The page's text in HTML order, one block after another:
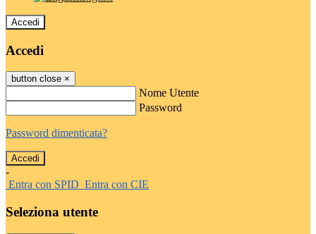
Accedi
Accedi
button close ×
Nome Utente
Password
Password dimenticata?
-
Entra con SPID Entra con CIE
Seleziona utente